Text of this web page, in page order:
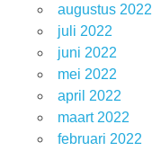
augustus 2022
juli 2022
juni 2022
mei 2022
april 2022
maart 2022
februari 2022